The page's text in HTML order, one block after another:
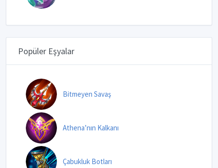
Popüler Eşyalar
Bitmeyen Savaş
Athena’nın Kalkanı
Çabukluk Botları